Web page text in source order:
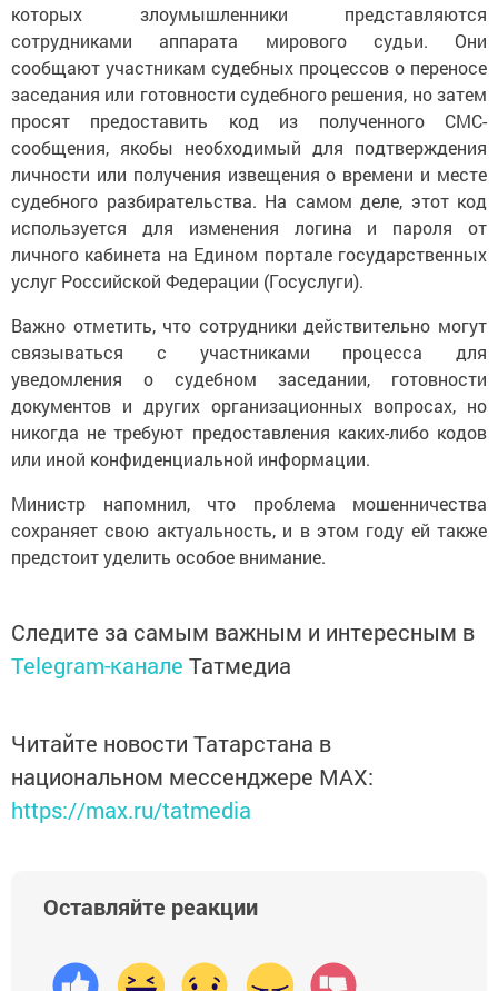
которых злоумышленники представляются
сотрудниками аппарата мирового судьи. Они
сообщают участникам судебных процессов о переносе
заседания или готовности судебного решения, но затем
просят предоставить код из полученного СМС-
сообщения, якобы необходимый для подтверждения
личности или получения извещения о времени и месте
судебного разбирательства. На самом деле, этот код
используется для изменения логина и пароля от
личного кабинета на Едином портале государственных
услуг Российской Федерации (Госуслуги).
Важно отметить, что сотрудники действительно могут
связываться с участниками процесса для
уведомления о судебном заседании, готовности
документов и других организационных вопросах, но
никогда не требуют предоставления каких-либо кодов
или иной конфиденциальной информации.
Министр напомнил, что проблема мошенничества
сохраняет свою актуальность, и в этом году ей также
предстоит уделить особое внимание.
Следите за самым важным и интересным в
Telegram-канале Татмедиа
Читайте новости Татарстана в
национальном мессенджере MАХ:
https://max.ru/tatmedia
Оставляйте реакции